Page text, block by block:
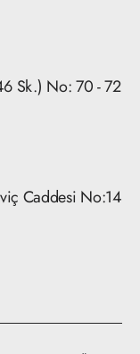
Sk.) No: 70 - 72
Caddesi No:14